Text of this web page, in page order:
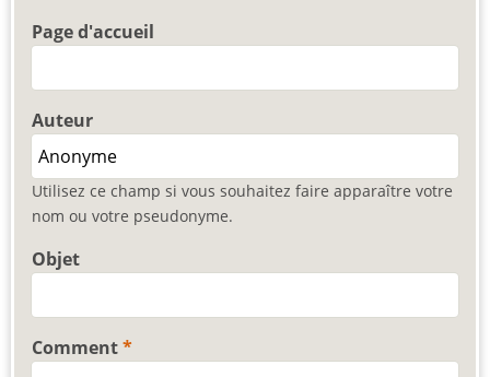
Page d'accueil
Auteur
Utilisez ce champ si vous souhaitez faire apparaître votre
nom ou votre pseudonyme.
Objet
Comment